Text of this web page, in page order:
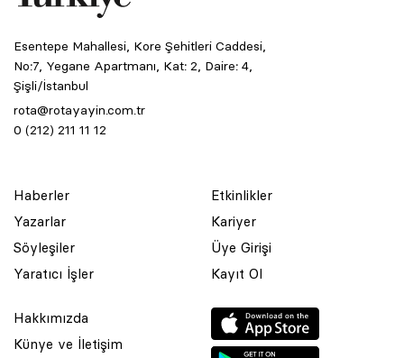
Esentepe Mahallesi, Kore Şehitleri Caddesi,
No:7, Yegane Apartmanı, Kat: 2, Daire: 4,
Şişli/İstanbul
rota@rotayayin.com.tr
0 (212) 211 11 12
Haberler
Yazarlar
Söyleşiler
Yaratıcı İşler
Etkinlikler
Kariyer
Üye Girişi
Kayıt Ol
Hakkımızda
Künye ve İletişim